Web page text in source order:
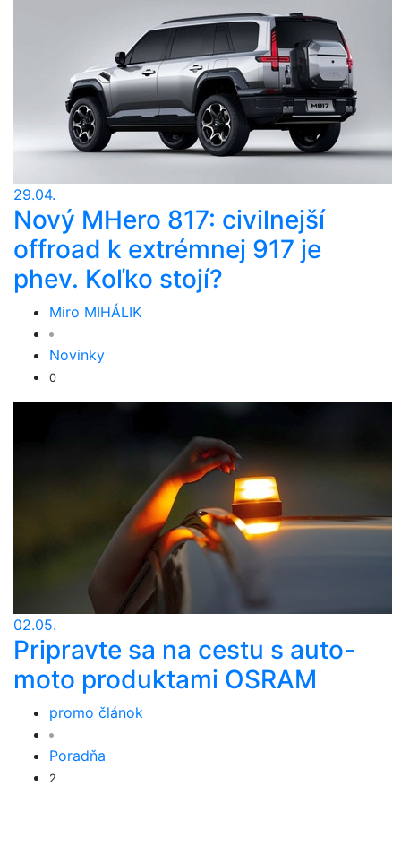
29.04.
Nový MHero 817: civilnejší
offroad k extrémnej 917 je
phev. Koľko stojí?
Miro MIHÁLIK
Novinky
0
02.05.
Pripravte sa na cestu s auto-
moto produktami OSRAM
promo článok
Poradňa
2